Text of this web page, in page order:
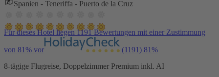
Spanien - Teneriffa - Puerto de la Cruz
Für dieses Hotel liegen 1191 Bewertungen mit einer Zustimmung
von 81% vor (1191) 81%
8-tägige Flugreise, Doppelzimmer Premium inkl. AI